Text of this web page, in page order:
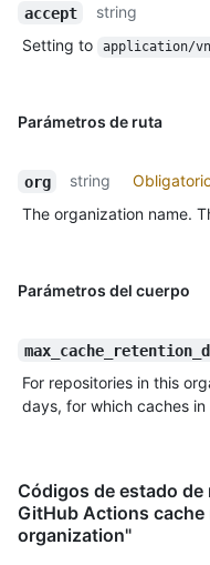
accept
string
Setting to
application/
Parámetros de ruta
org string
The organization name.
Parámetros del cuerpo
For repositories in this
days, for which caches
Códigos de estado de
GitHub Actions
organization"